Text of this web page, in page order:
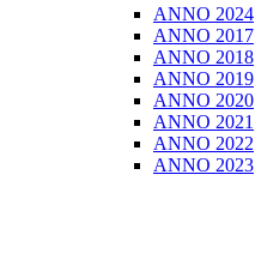
ANNO 2024
ANNO 2017
ANNO 2018
ANNO 2019
ANNO 2020
ANNO 2021
ANNO 2022
ANNO 2023